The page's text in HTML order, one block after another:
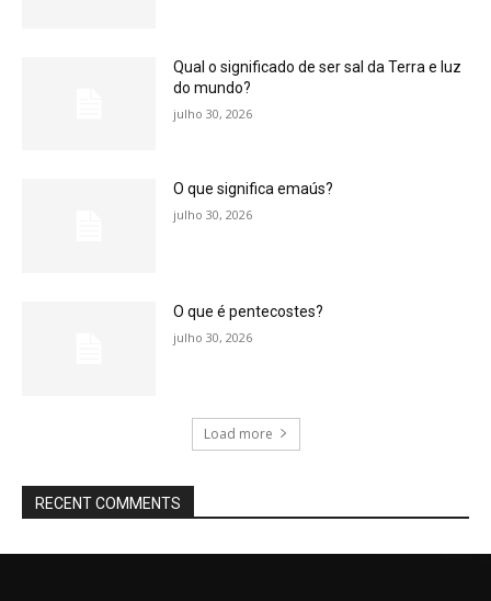
Qual o significado de ser sal da Terra e luz
do mundo?
julho 30, 2026
O que significa emaús?
julho 30, 2026
O que é pentecostes?
julho 30, 2026
Load more
RECENT COMMENTS